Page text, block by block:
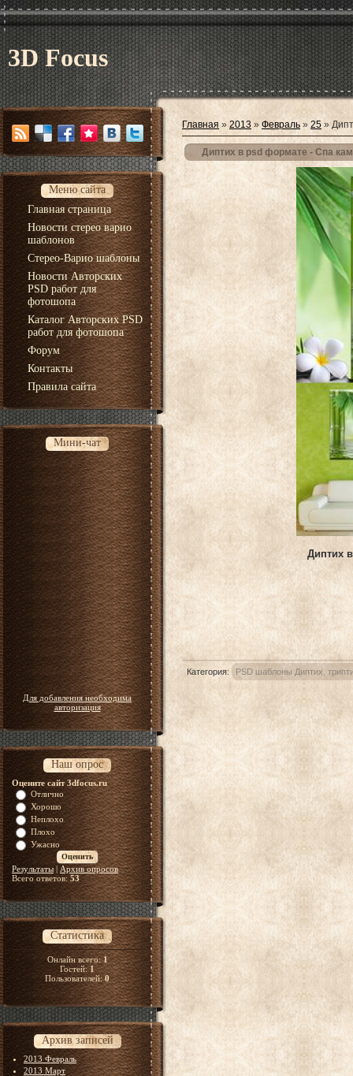
3D Focus
Меню сайта
Главная страница
Новости стерео варио
шаблонов
Стерео-Варио шаблоны
Новости Авторских
PSD работ для
фотошопа
Каталог Авторских PSD
работ для фотошопа
Форум
Контакты
Правила сайта
Мини-чат
Для добавления необходима
авторизация
Наш опрос
Оцените сайт 3dfocus.ru
Отлично
Хорошо
Неплохо
Плохо
Ужасно
Результаты| Архив опросов
Всего ответов:53
Статистика
Онлайн всего:1
Гостей:1
Пользователей:0
Архив записей
2013 Февраль
2013 Март
Главная » 2013 » Февраль » 25 »
Диптих в psd формате - Спа
Диптих
Категория: PSD шаблоны Диптих,